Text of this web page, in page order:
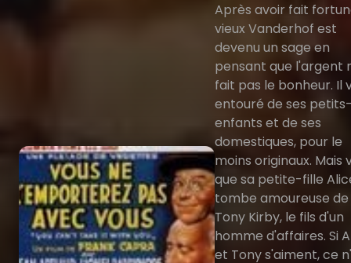
Après avoir fait
vieux Vanderhof est
devenu un sage en
pensant que l'argent
fait pas le bonheur. Il
entouré de ses
enfants et de ses
domestiques, pour le
moins originaux. Mais
que sa petite-fille
tombe amoureuse de
Tony Kirby, le fils d'un
homme d'affaires. Si
et Tony s'aiment, ce